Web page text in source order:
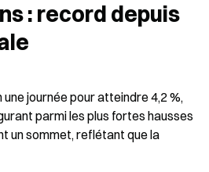
: record depuis
journée pour atteindre 4,2 %,
parmi les plus fortes hausses
un sommet, reflétant que la